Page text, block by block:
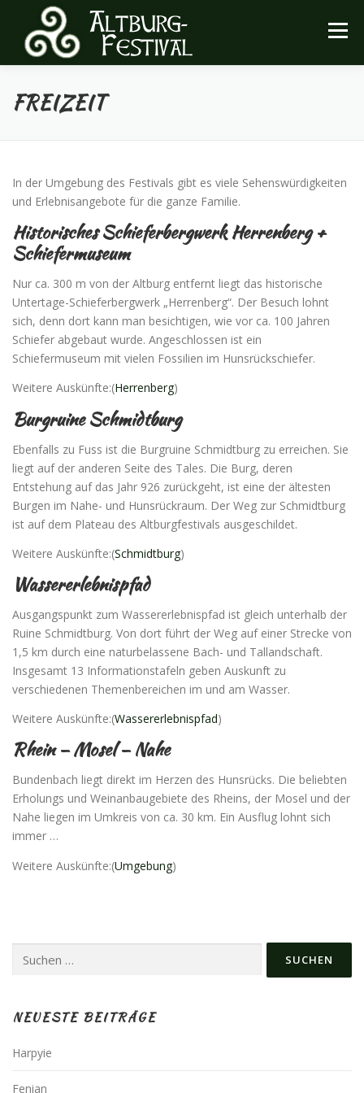
springen
Menü
FESTIVAL
FREIZEIT
In der Umgebung des Festivals gibt es viele Sehenswürdigkeiten
und Erlebnisangebote für die ganze Familie.
Historisches Schieferbergwerk Herrenberg +
Schiefermuseum
Nur ca. 300 m von der Altburg entfernt liegt das historische
Untertage-Schieferbergwerk „Herrenberg“. Der Besuch lohnt
sich, denn dort kann man besichtigen, wie vor ca. 100 Jahren
Schiefer abgebaut wurde. Angeschlossen ist ein
Schiefermuseum mit vielen Fossilien im Hunsrückschiefer.
Weitere Auskünfte:(Herrenberg)
Burgruine Schmidtburg
Ebenfalls zu Fuss ist die Burgruine Schmidtburg zu erreichen. Sie
liegt auf der anderen Seite des Tales. Die Burg, deren
Entstehung auf das Jahr 926 zurückgeht, ist eine der ältesten
Burgen im Nahe- und Hunsrückraum. Der Weg zur Schmidtburg
ist auf dem Plateau des Altburgfestivals ausgeschildet.
Weitere Auskünfte:(Schmidtburg)
Wassererlebnispfad
Ausgangspunkt zum Wassererlebnispfad ist gleich unterhalb der
Ruine Schmidtburg. Von dort führt der Weg auf einer Strecke von
1,5 km durch eine naturbelassene Bach- und Tallandschaft.
Insgesamt 13 Informationstafeln geben Auskunft zu
verschiedenen Themenbereichen im und am Wasser.
Weitere Auskünfte:(Wassererlebnispfad)
Rhein – Mosel – Nahe
Bundenbach liegt direkt im Herzen des Hunsrücks. Die beliebten
Erholungs und Weinanbaugebiete des Rheins, der Mosel und der
Nahe liegen im Umkreis von ca. 30 km. Ein Ausflug lohnt sich
immer …
Weitere Auskünfte:(Umgebung)
Suchen
NEUESTE BEITRÄGE
Harpyie
Fenian